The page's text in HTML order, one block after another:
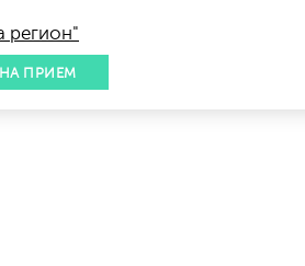
регион"
ПРИЕМ